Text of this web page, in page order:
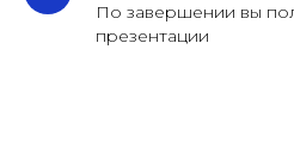
По завершении вы
презентации